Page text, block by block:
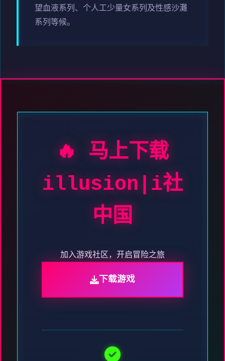
望血液系列、个人工少量女系列及性感沙灘
系列等候。
🔥 马上下载
illusion|i社
中国
加入游戏社区，开启冒险之旅
下载游戏